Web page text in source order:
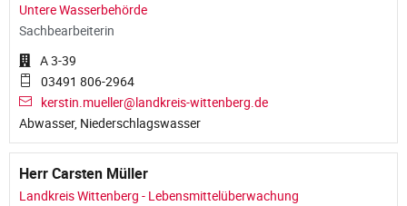
Untere Wasserbehörde
Sachbearbeiterin
A 3-39
03491 806-2964
kerstin.mueller@landkreis-wittenberg.de
Abwasser, Niederschlagswasser
Herr Carsten Müller
Landkreis Wittenberg - Lebensmittelüberwachung